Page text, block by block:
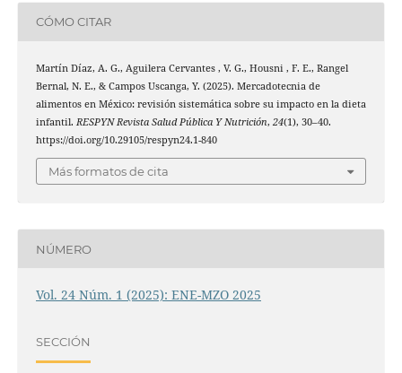
CÓMO CITAR
Martín Díaz, A. G., Aguilera Cervantes , V. G., Housni , F. E., Rangel
Bernal, N. E., & Campos Uscanga, Y. (2025). Mercadotecnia de
alimentos en México: revisión sistemática sobre su impacto en la dieta
infantil. RESPYN Revista Salud Pública Y Nutrición, 24(1), 30–40.
https://doi.org/10.29105/respyn24.1-840
Más formatos de cita
NÚMERO
Vol. 24 Núm. 1 (2025): ENE-MZO 2025
SECCIÓN